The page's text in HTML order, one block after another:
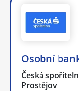
Osobní
Česká
Prostějov